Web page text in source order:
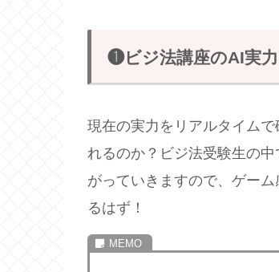
❶ビジ法講座のAI実
現在の実力をリアルタイム
れるのか？ビジ法受験生の
がっていきますので、ゲー
るはず！